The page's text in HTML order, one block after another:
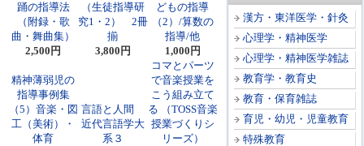
漢方・東洋医学・針灸
心理学・精神医学
心理学・精神医学雑誌
教育学・教育史
教育・保育雑誌
育児・幼児・児童教育
特殊教育
踊の指導法
（附録・歌
曲・舞曲集）
2,500円
（生徒指導研
究1・2） 2冊
揃
3,800円
どもの指導
（2）/算数の
指導/他
1,000円
精神薄弱児の
指導事例集
（5）音楽・図
工（美術）・
体育
言語と人間
近代言語学大
系３
コマとパーツ
で音楽授業を
こう組み立て
る （TOSS音楽
授業づくりシ
リーズ）